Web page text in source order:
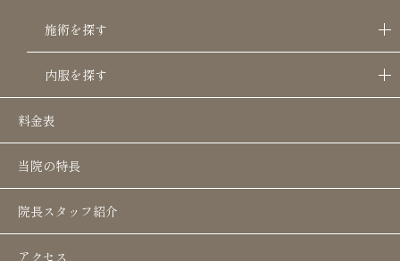
施術を探す
内服を探す
料金表
当院の特長
院長スタッフ紹介
アクセス
おすすめ
ジャルプロシリーズの特徴・効果・メリ